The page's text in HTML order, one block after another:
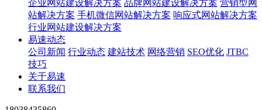
企业网站建设解决方案 品牌网站建设解决方案 营销型网
站解决方案 手机微信网站解决方案 响应式网站解决方案
行业网站建设解决方案
易速动态
公司新闻 行业动态 建站技术 网络营销 SEO优化 JTBC
技巧
关于易速
联系我们